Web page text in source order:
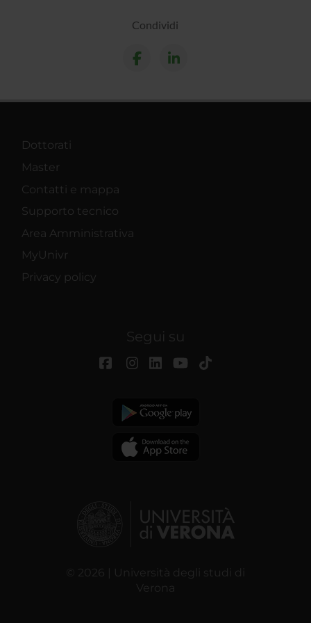
Condividi
Dottorati
Master
Contatti e mappa
Supporto tecnico
Area Amministrativa
MyUnivr
Privacy policy
Segui su
© 2026 | Università degli studi di
Verona